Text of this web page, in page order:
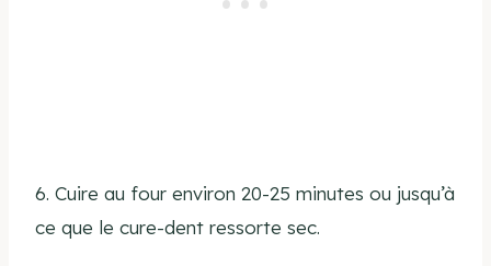
6. Cuire au four environ 20-25 minutes ou jusqu’à
ce que le cure-dent ressorte sec.